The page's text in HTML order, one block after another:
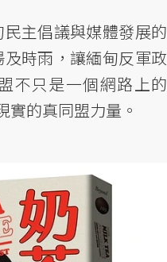
主倡議與媒體發展的
時雨，讓緬甸反軍政
不只是一個網路上的
實的真同盟力量。